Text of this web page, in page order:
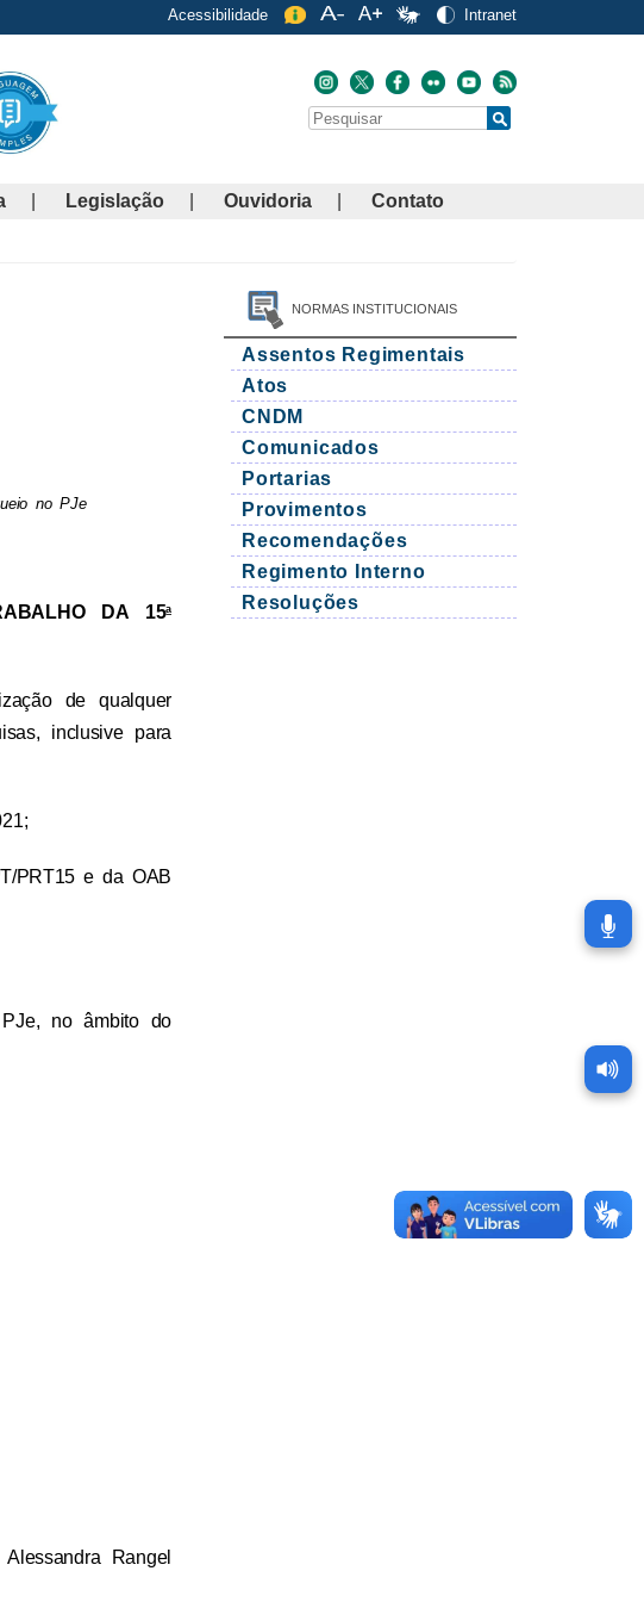
Acessibilidade Intranet
Buscar
Search
Legislação Ouvidoria Contato
no PJe
DA 15a
de qualquer
inclusive para
PRT15 e da OAB
no âmbito do
Rangel
NORMAS INSTITUCIONAIS
Assentos Regimentais
Atos
CNDM
Comunicados
Portarias
Provimentos
Recomendações
Regimento Interno
Resoluções